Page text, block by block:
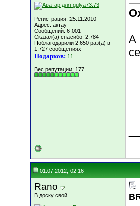
Регистрация: 25.11.2010
Адрес: актау
Сообщений: 6,001
Сказал(а) спасибо: 2,784
Поблагодарили 2,650 раз(а) в
1,727 сообщениях
Подарков: 11
Вес репутации: 177
А
01.07.2012, 02:16
Rano
В доску свой